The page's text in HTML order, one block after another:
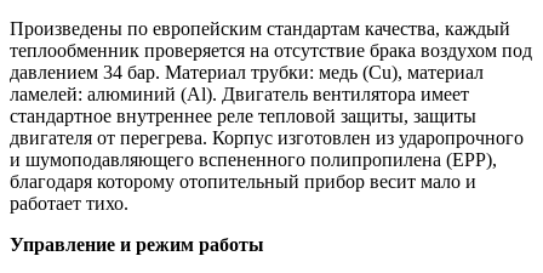
Произведены по европейским стандартам качества, каждый
теплообменник проверяется на отсутствие брака воздухом под
давлением 34 бар. Материал трубки: медь (Cu), материал
ламелей: алюминий (Al). Двигатель вентилятора имеет
стандартное внутреннее реле тепловой защиты, защиты
двигателя от перегрева. Корпус изготовлен из ударопрочного
и шумоподавляющего вспененного полипропилена (EPP),
благодаря которому отопительный прибор весит мало и
работает тихо.
Управление и режим работы